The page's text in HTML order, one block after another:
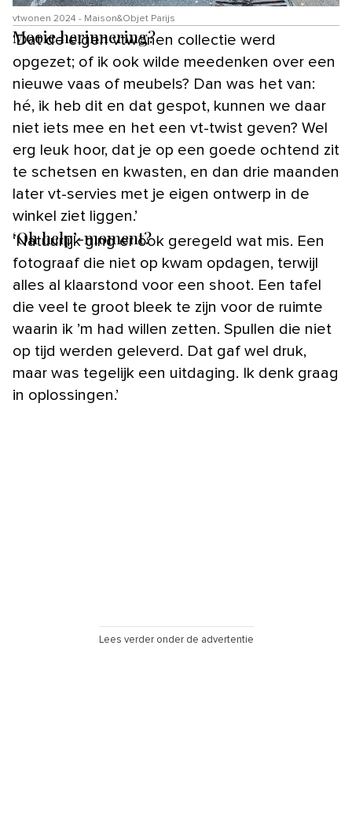
vtwonen 2024 - Maison&Objet Parijs
Mooie herinnering?
‘Dat de eigen vtwonen collectie werd
opgezet; of ik ook wilde meedenken over een
nieuwe vaas of meubels? Dan was het van:
hé, ik heb dit en dat gespot, kunnen we daar
niet iets mee en het een vt-twist geven? Wel
erg leuk hoor, dat je op een goede ochtend zit
te schetsen en kwasten, en dan drie maanden
later vt-servies met je eigen ontwerp in de
winkel ziet liggen.’
‘Oh help’-moment?
‘Natuurlijk ging er ook geregeld wat mis. Een
fotograaf die niet op kwam opdagen, terwijl
alles al klaarstond voor een shoot. Een tafel
die veel te groot bleek te zijn voor de ruimte
waarin ik ’m had willen zetten. Spullen die niet
op tijd werden geleverd. Dat gaf wel druk,
maar was tegelijk een uitdaging. Ik denk graag
in oplossingen.’
Lees verder onder de advertentie